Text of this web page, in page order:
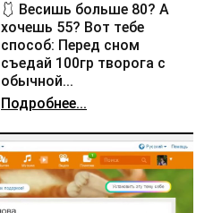
🩱 Весишь больше 80? А
хочешь 55? Вот тебе
способ: Перед сном
съедай 100гр творога с
обычной...
Подробнее...